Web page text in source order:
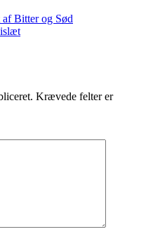
af Bitter og Sød
Krævede felter er